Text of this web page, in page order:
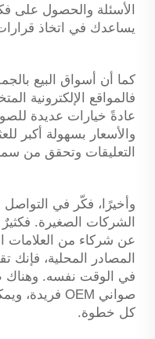
الأسئلة والحصول على
يساعدك في اتخاذ
كما أن أسواق البيع
فالمواقع الإلكترونية
عادةً خيارات عديدة
والأسعار بسهولة أكبر
التعليقات وتحقق من
وأخيرًا، فكّر في التواصل
الشركات الصغيرة.
عن شركاء من العلامات
المصادر المحلية، فإنك
في الوقت نفسه.
كل خطوة.